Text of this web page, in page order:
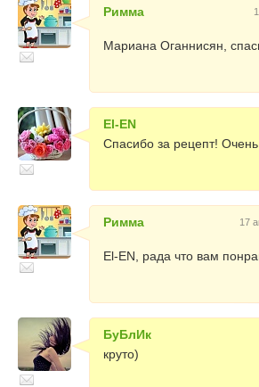
Римма
Мариана Оганнисян,
El-EN
Спасибо за рецепт!
Римма 17
El-EN, рада что вам
БуБлИк
круто)